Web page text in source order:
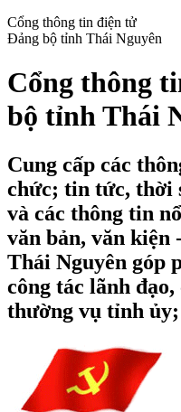
Cổng thông tin điện tử
Đảng bộ tỉnh Thái Nguyên
Cổng thông
bộ tỉnh Thái
Cung cấp các
chức; tin tức, thời
và các thông tin
văn bản, văn
Thái Nguyên góp
công tác lãnh
thường vụ tỉnh ủy;